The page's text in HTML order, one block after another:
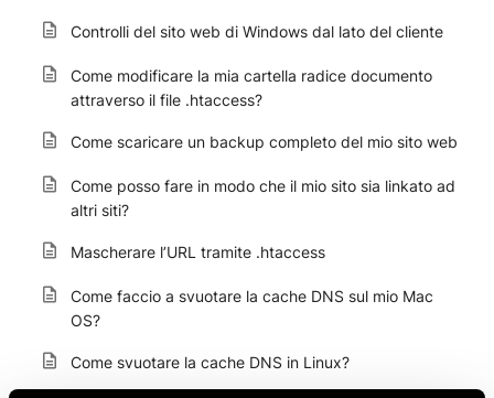
Controlli del sito web di Windows dal lato del cliente
Come modificare la mia cartella radice documento
attraverso il file .htaccess?
Come scaricare un backup completo del mio sito web
Come posso fare in modo che il mio sito sia linkato ad
altri siti?
Mascherare l’URL tramite .htaccess
Come faccio a svuotare la cache DNS sul mio Mac
OS?
Come svuotare la cache DNS in Linux?